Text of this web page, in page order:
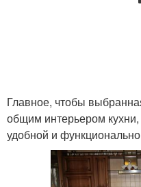
Главное, чтобы
общим интерьером
удобной и